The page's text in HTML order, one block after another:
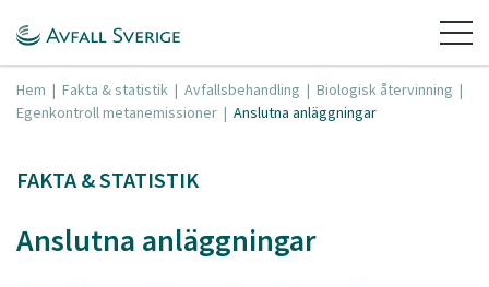
Hem | Fakta & statistik | Avfallsbehandling | Biologisk återvinning |
Egenkontroll metanemissioner | Anslutna anläggningar
FAKTA & STATISTIK
Anslutna anläggningar